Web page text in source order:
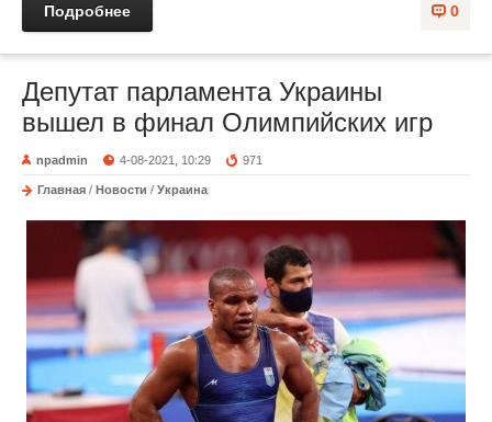
0
Подробнее
Депутат парламента Украины
вышел в финал Олимпийских игр
npadmin 4-08-2021, 10:29 971
Главная / Новости / Украина